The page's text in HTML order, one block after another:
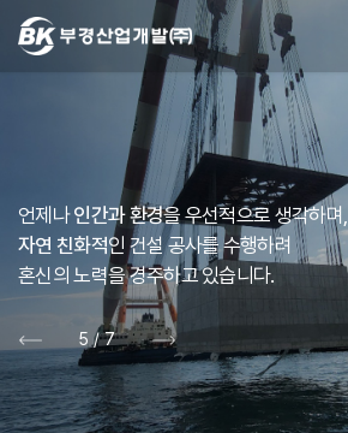
언제나인간과 환경을 우선적으로 생각하며,
자연 친화적인 건설 공사를 수행하려
혼신의 노력을 경주하고 있습니다.
5 /7